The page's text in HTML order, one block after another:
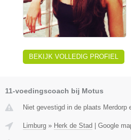
BEKIJK VOLLEDIG PROFIEL
11-voedingscoach bij Motus
Niet gevestigd in de plaats Merdorp
Limburg » Herk de Stad Google